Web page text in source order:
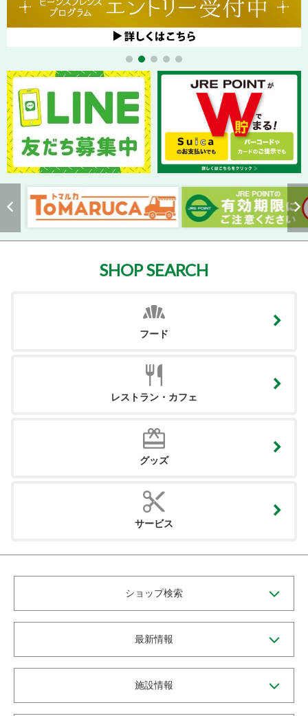
SHOP SEARCH
フード
レストラン・カフェ
グッズ
サービス
ショップ検索
最新情報
施設情報